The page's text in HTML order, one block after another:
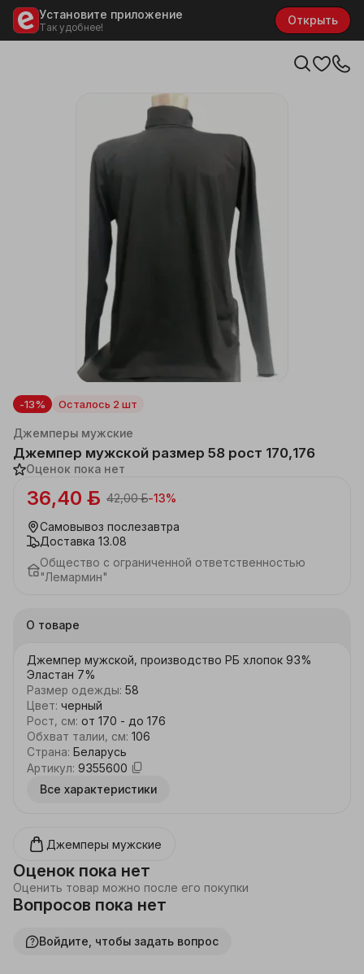
Установите приложение
Так удобнее!
Открыть
-13% Осталось 2 шт
Каталог
Мужская одежда и аксессуары
Джемперы мужские
Джемпер мужской размер 58 рост 170,176
Оценок пока нет
42,00 ƃ-13%
36,40 ƃ
Самовывоз послезавтра
Доставка 13.08
Общество с ограниченной ответственностью
"Лемармин"
О товаре
Джемпер мужской, производство РБ хлопок 93%
Эластан 7%
Размер одежды: 58
Цвет: черный
Рост, см: от 170 - до 176
Обхват талии, см: 106
Страна: Беларусь
Артикул: 9355600
Все характеристики
Джемперы мужские
Оценок пока нет
Оценить товар можно после его покупки
Вопросов пока нет
Войдите, чтобы задать вопрос